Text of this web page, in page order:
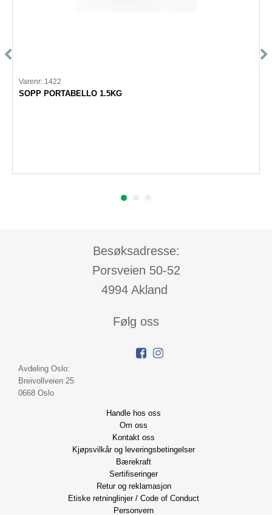
Varenr: 1422
SOPP PORTABELLO 1.5KG
Besøksadresse:
Porsveien 50-52
4994 Akland
Følg oss
Avdeling Oslo:
Breivollveien 25
0668 Oslo
Handle hos oss
Om oss
Kontakt oss
Kjøpsvilkår og leveringsbetingelser
Bærekraft
Sertifiseringer
Retur og reklamasjon
Etiske retninglinjer / Code of Conduct
Personvern